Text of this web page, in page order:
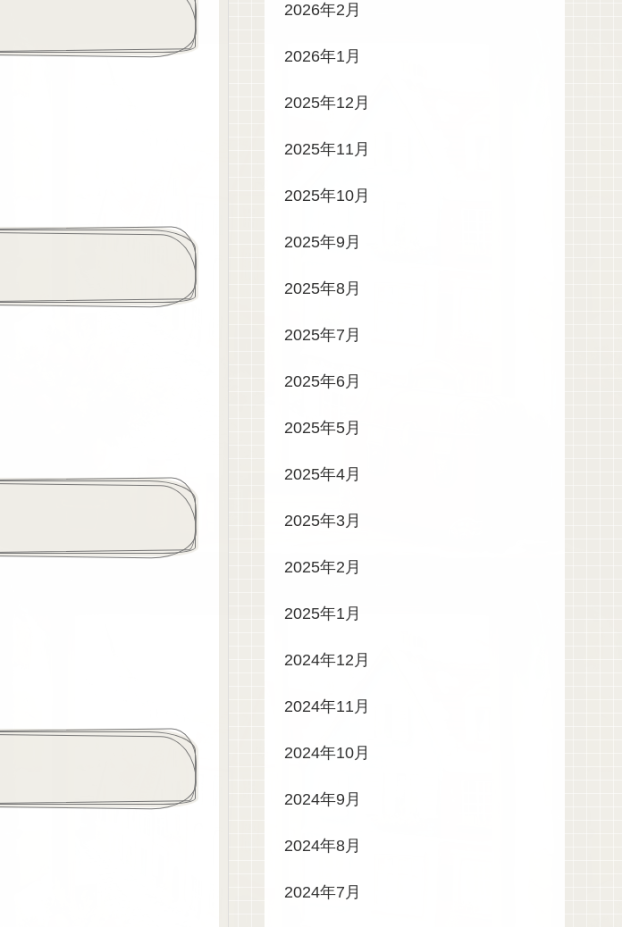
2026年2月
2026年1月
2025年12月
2025年11月
2025年10月
2025年9月
2025年8月
2025年7月
2025年6月
2025年5月
2025年4月
2025年3月
2025年2月
2025年1月
2024年12月
2024年11月
2024年10月
2024年9月
2024年8月
2024年7月